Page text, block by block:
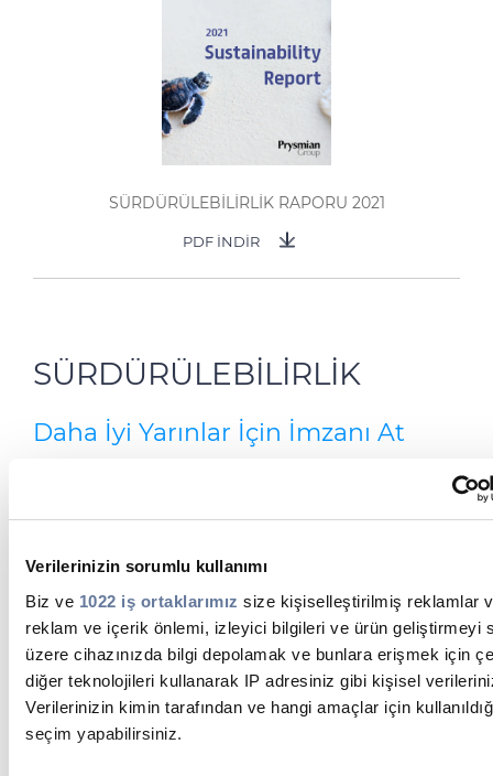
Verilerinizin sorumlu kullanımı
Biz ve 1022 iş ortaklarımız size kişiselleştirilmiş reklamlar
reklam ve içerik önlemi, izleyici bilgileri ve ürün geliştirmeyi
üzere cihazınızda bilgi depolamak ve bunlara erişmek için
diğer teknolojileri kullanarak IP adresiniz gibi kişisel
Verilerinizin kimin tarafından ve hangi amaçlar için
seçim yapabilirsiniz.
SÜRDÜRÜLEBİLİRLİK RAPORU 2021
PDF İNDİR
SÜRDÜRÜLEBİLİRLİK
Daha İyi Yarınlar İçin İmzanı At